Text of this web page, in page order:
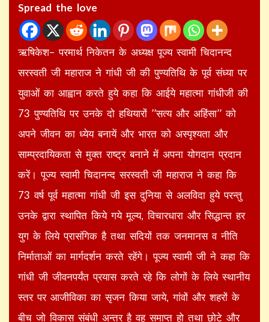
Spread the love
ऋषिकेश– परमार्थ निकेतन के अध्यक्ष पूज्य स्वामी चिदानन्द
सरस्वती जी महाराज ने गांधी जी की पुण्यतिथि के पूर्व संध्या पर
युवाओं का आह्वान करते हुये कहा कि आईये महात्मा गांधीजी की
73 पुण्यतिथि पर उनके दो हथियारों ’’सत्य और अहिंसा’’ को
अपने जीवन का ध्येय बनायें और भारत को अस्पृश्यता और
साम्प्रदायिकता से मुक्त राष्ट्र बनाने में अपना योगदान प्रदान
करें। पूज्य स्वामी चिदानन्द सरस्वती जी महाराज ने कहा कि
73 वर्ष पूर्व महात्मा गांधी जी इस दुनिया से अलविदा हुये परन्तु
उनके द्वारा स्थापित किये गये मूल्य, विचारधारा और सिद्धान्त हर
युग के लिये प्रासंगिक है तथा सदियों तक जनमानस व नीति
निर्माताओं का मार्गदर्शन करते रहेंगे। पूज्य स्वामी जी ने कहा कि
गांधी जी जीवनपर्यंत प्रयास करते रहे कि लोगों के लिये स्थानीय
स्तर पर आजीविका का सृजन किया जाये, गांवों और शहरों के
बीच जो विकास संबंधी अन्तर है वह समाप्त हो तथा छोटे और